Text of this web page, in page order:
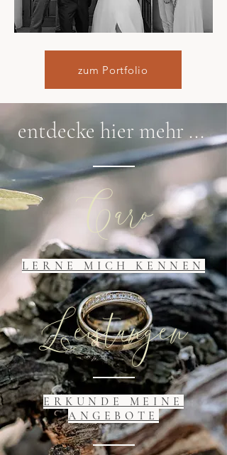
zum Portfolio
entdecke hier mehr ...
Caro
LERNE MICH KENNEN
Leistungen
ERKUNDE MEINE
ANGEBOTE